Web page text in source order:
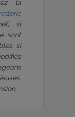
la
si
sont
si